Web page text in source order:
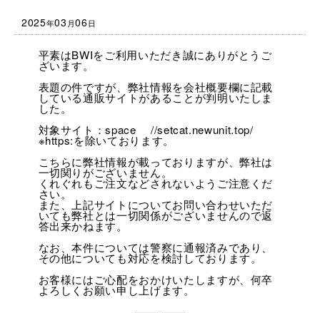
2025年03 月06日
平素はBWIをご利用いただき誠にありがとうご
ざいます。
表題の件ですが、弊社情報を会社概要欄に記載
している通販サイトがあることが判明いたしま
した。
対象サイト：space //setcat.newunit.top/
※https:を除いております。
こちらに弊社情報が載っておりますが、弊社は
一切関りがございません。
くれぐれもご注文などされないようご注意くだ
さい。
また、上記サイトについてお問い合わせいただ
いても弊社とは一切関係がございませんので返
答出来かねます。
なお、本件については警察に通報済みであり、
その他についても対応を検討しております。
お客様にはご心配をおかけいたしますが、何卒
よろしくお願い申し上げます。